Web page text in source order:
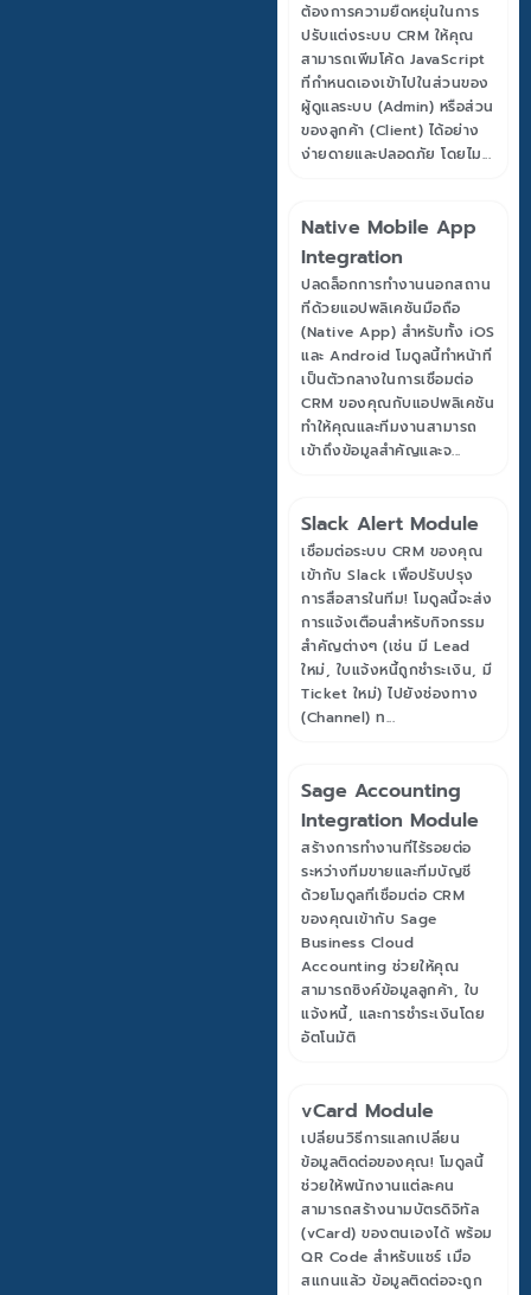
ต้องการความยืดหยุ่นในการ
ปรับแต่งระบบ CRM ให้คุณ
สามารถเพิ่มโค้ด JavaScript
ที่กำหนดเองเข้าไปในส่วนของ
ผู้ดูแลระบบ (Admin) หรือส่วน
ของลูกค้า (Client) ได้อย่าง
ง่ายดายและปลอดภัย โดยไม...
Native Mobile App
Integration
ปลดล็อกการทำงานนอกสถาน
ที่ด้วยแอปพลิเคชันมือถือ
(Native App) สำหรับทั้ง iOS
และ Android โมดูลนี้ทำหน้าที่
เป็นตัวกลางในการเชื่อมต่อ
CRM ของคุณกับแอปพลิเคชัน
ทำให้คุณและทีมงานสามารถ
เข้าถึงข้อมูลสำคัญและจ...
Slack Alert Module
เชื่อมต่อระบบ CRM ของคุณ
เข้ากับ Slack เพื่อปรับปรุง
การสื่อสารในทีม! โมดูลนี้จะส่ง
การแจ้งเตือนสำหรับกิจกรรม
สำคัญต่างๆ (เช่น มี Lead
ใหม่, ใบแจ้งหนี้ถูกชำระเงิน, มี
Ticket ใหม่) ไปยังช่องทาง
(Channel) ท...
Sage Accounting
Integration Module
สร้างการทำงานที่ไร้รอยต่อ
ระหว่างทีมขายและทีมบัญชี
ด้วยโมดูลที่เชื่อมต่อ CRM
ของคุณเข้ากับ Sage
Business Cloud
Accounting ช่วยให้คุณ
สามารถซิงค์ข้อมูลลูกค้า, ใบ
แจ้งหนี้, และการชำระเงินโดย
อัตโนมัติ
vCard Module
เปลี่ยนวิธีการแลกเปลี่ยน
ข้อมูลติดต่อของคุณ! โมดูลนี้
ช่วยให้พนักงานแต่ละคน
สามารถสร้างนามบัตรดิจิทัล
(vCard) ของตนเองได้ พร้อม
QR Code สำหรับแชร์ เมื่อ
สแกนแล้ว ข้อมูลติดต่อจะถูก